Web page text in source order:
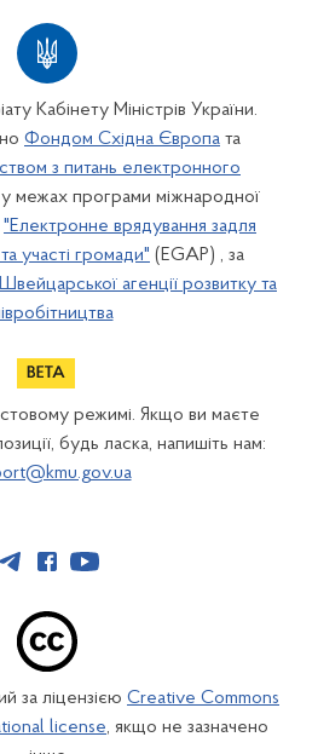
Кабінету Міністрів України.
Фондом Східна Європа та
з питань електронного
у межах програми міжнародної
"Електронне врядування задля
участі громади" (EGAP) , за
Швейцарської агенції розвитку та
режимі. Якщо ви маєте
будь ласка, напишіть нам:
за ліцензією Creative Commons
license, якщо не зазначено